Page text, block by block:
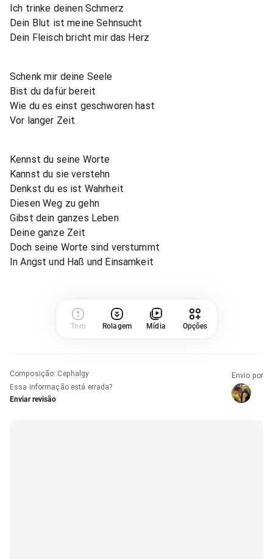
Ich trinke deinen Schmerz
Dein Blut ist meine Sehnsucht
Dein Fleisch bricht mir das Herz
Schenk mir deine Seele
Bist du dafür bereit
Wie du es einst geschworen hast
Vor langer Zeit
Kennst du seine Worte
Kannst du sie verstehn
Denkst du es ist Wahrheit
Diesen Weg zu gehn
Gibst dein ganzes Leben
Deine ganze Zeit
Doch seine Worte sind verstummt
In Angst und Haß und Einsamkeit
Tom Rolagem Mídia Opções
Composição: Cephalgy
Essa informação está errada?
Enviar revisão
Envio por